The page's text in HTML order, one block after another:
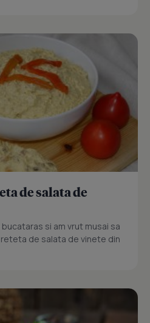
de salata de
si am vrut musai sa
reteta de salata de vinete din